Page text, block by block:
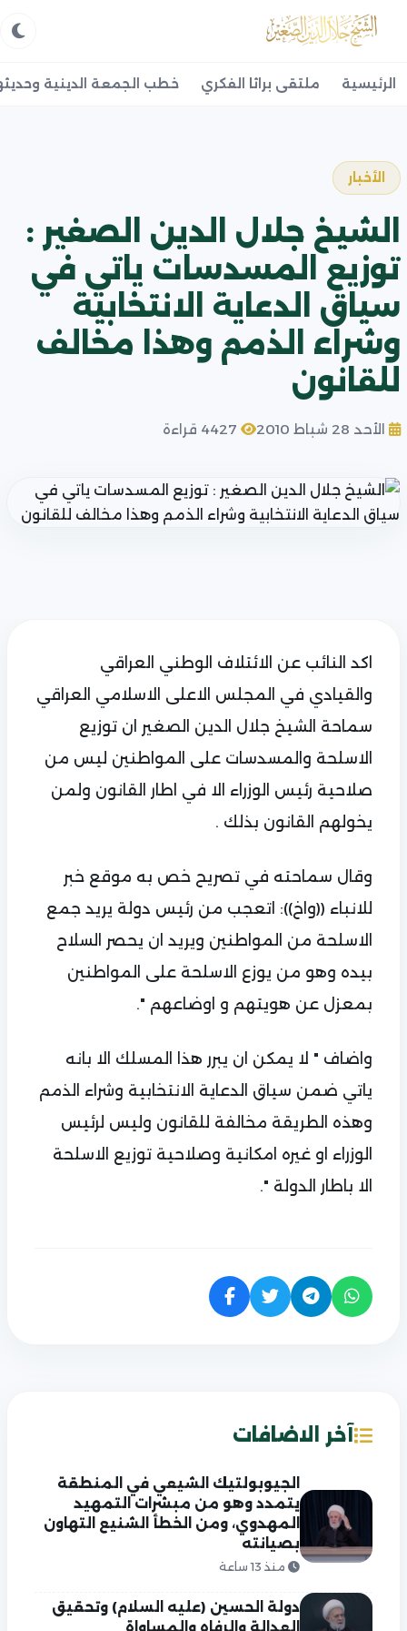
الرئيسية ملتقى براثا الفكري خطب الجمعة الدينية
الأخبار
الشيخ جلال الدين الصغير :
توزيع المسدسات ياتي في
سياق الدعاية الانتخابية
وشراء الذمم وهذا مخالف
للقانون
الأحد 28 شباط 2010
اكد النائب عن الائتلاف الوطني العراقي
والقيادي في المجلس الاعلى الاسلامي العراقي
سماحة الشيخ جلال الدين الصغير ان توزيع
الاسلحة والمسدسات على المواطنين ليس من
صلاحية رئيس الوزراء الا في اطار القانون ولمن
يخولهم القانون بذلك .
وقال سماحته في تصريح خص به موقع خبر
للانباء ((واخ)): اتعجب من رئيس دولة يريد جمع
الاسلحة من المواطنين ويريد ان يحصر السلاح
بيده وهو من يوزع الاسلحة على المواطنين
بمعزل عن هويتهم و اوضاعهم ".
واضاف " لا يمكن ان يبرر هذا المسلك الا بانه
ياتي ضمن سياق الدعاية الانتخابية وشراء الذمم
وهذه الطريقة مخالفة للقانون وليس لرئيس
الوزراء او غيره امكانية وصلاحية توزيع الاسلحة
الا باطار الدولة ".
آخر الاضافات
الجيوبولتيك الشيعي في المنطقة
يتمدد وهو من مبشرات التمهيد
المهدوي، ومن الخطأ الشنيع التهاون
بصيانته
منذ 13 ساعة
دولة الحسين (عليه السلام) وتحقيق
العدالة والرفاه والمساواة